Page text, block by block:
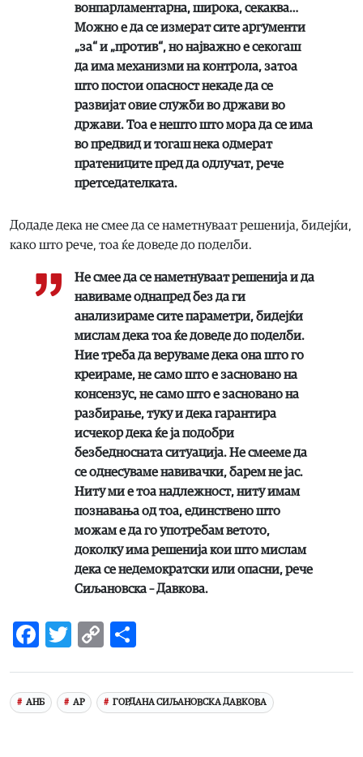
вонпарламентарна, широка, секаква…
Можно е да се измерат сите аргументи
„за“ и „против“, но најважно е секогаш
да има механизми на контрола, затоа
што постои опасност некаде да се
развијат овие служби во држави во
држави. Тоа е нешто што мора да се има
во предвид и тогаш нека одмерат
пратениците пред да одлучат, рече
претседателката.
Додаде дека не смее да се наметнуваат решенија, бидејќи,
како што рече, тоа ќе доведе до поделби.
Не смее да се наметнуваат решенија и да
навиваме однапред без да ги
анализираме сите параметри, бидејќи
мислам дека тоа ќе доведе до поделби.
Ние треба да веруваме дека она што го
креираме, не само што е засновано на
консензус, не само што е засновано на
разбирање, туку и дека гарантира
исчекор дека ќе ја подобри
безбедносната ситуација. Не смееме да
се однесуваме навивачки, барем не јас.
Ниту ми е тоа надлежност, ниту имам
познавања од тоа, единствено што
можам е да го употребам ветото,
доколку има решенија кои што мислам
дека се недемократски или опасни, рече
Сиљановска – Давкова.
Facebook
Twitter
Copy
АНБ АР ГОРДАНА СИЉАНОВСКА ДАВКОВА